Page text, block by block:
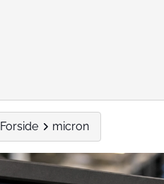
Forside micron